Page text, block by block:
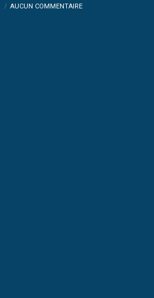
AUCUN COMMENTAIRE